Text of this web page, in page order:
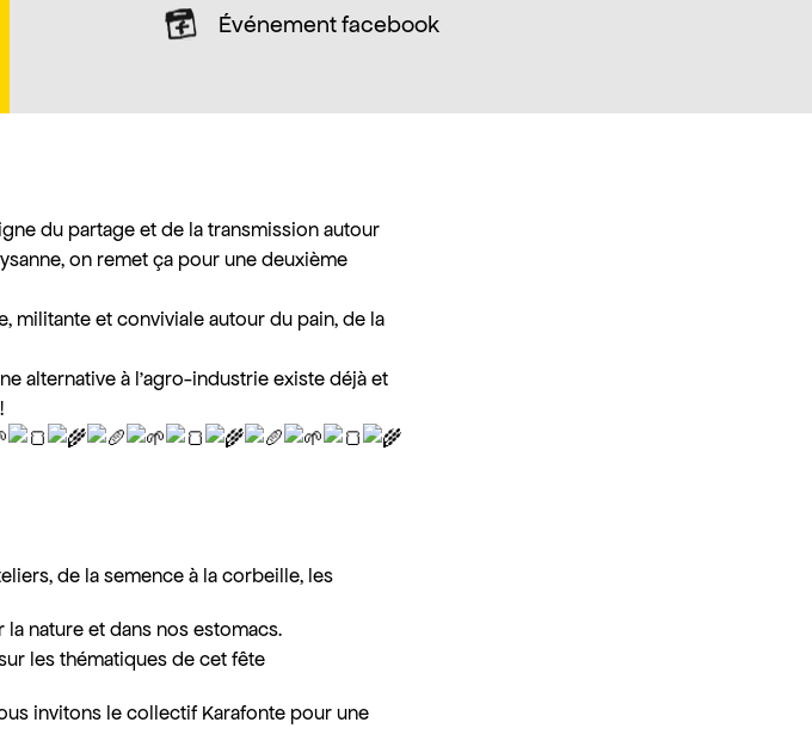
Événement facebook
du partage et de la transmission autour
on remet ça pour une deuxième
militante et conviviale autour du pain, de la
alternative à l’agro-industrie existe déjà et
de la semence à la corbeille, les
nature et dans nos estomacs.
les thématiques de cet fête
invitons le collectif Karafonte pour une